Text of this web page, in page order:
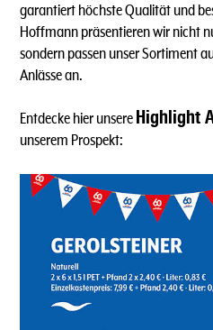
garantiert höchste Qualität und
Hoffmann präsentieren wir nicht
sondern passen unser Sortiment
Anlässe an.
Entdecke hier unsere Highlight
unserem Prospekt: